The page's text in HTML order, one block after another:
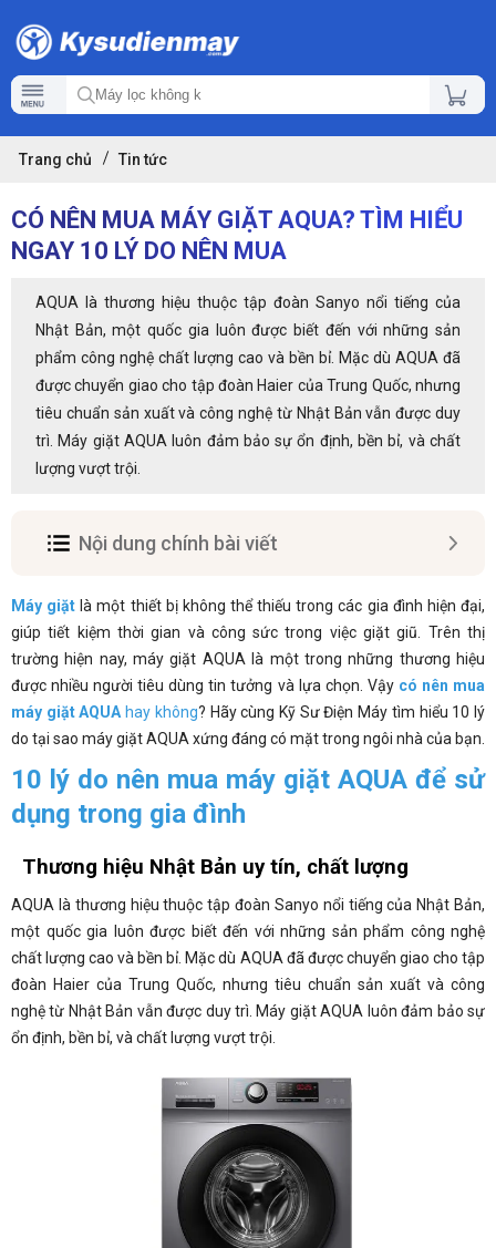
Trang chủ Tin tức
CÓ NÊN MUA MÁY GIẶT AQUA? TÌM HIỂU
NGAY 10 LÝ DO NÊN MUA
AQUA là thương hiệu thuộc tập đoàn Sanyo nổi tiếng của
Nhật Bản, một quốc gia luôn được biết đến với những sản
phẩm công nghệ chất lượng cao và bền bỉ. Mặc dù AQUA đã
được chuyển giao cho tập đoàn Haier của Trung Quốc, nhưng
tiêu chuẩn sản xuất và công nghệ từ Nhật Bản vẫn được duy
trì. Máy giặt AQUA luôn đảm bảo sự ổn định, bền bỉ, và chất
lượng vượt trội.
Nội dung chính bài viết
Máy giặt là một thiết bị không thể thiếu trong các gia đình hiện đại,
giúp tiết kiệm thời gian và công sức trong việc giặt giũ. Trên thị
trường hiện nay, máy giặt AQUA là một trong những thương hiệu
được nhiều người tiêu dùng tin tưởng và lựa chọn. Vậy có nên mua
máy giặt AQUAhay không? Hãy cùng Kỹ Sư Điện Máy tìm hiểu 10 lý
do tại sao máy giặt AQUA xứng đáng có mặt trong ngôi nhà của bạn.
10 lý do nên mua máy giặt AQUA để sử
dụng trong gia đình
Thương hiệu Nhật Bản uy tín, chất lượng
AQUA là thương hiệu thuộc tập đoàn Sanyo nổi tiếng của Nhật Bản,
một quốc gia luôn được biết đến với những sản phẩm công nghệ
chất lượng cao và bền bỉ. Mặc dù AQUA đã được chuyển giao cho tập
đoàn Haier của Trung Quốc, nhưng tiêu chuẩn sản xuất và công
nghệ từ Nhật Bản vẫn được duy trì. Máy giặt AQUA luôn đảm bảo sự
ổn định, bền bỉ, và chất lượng vượt trội.